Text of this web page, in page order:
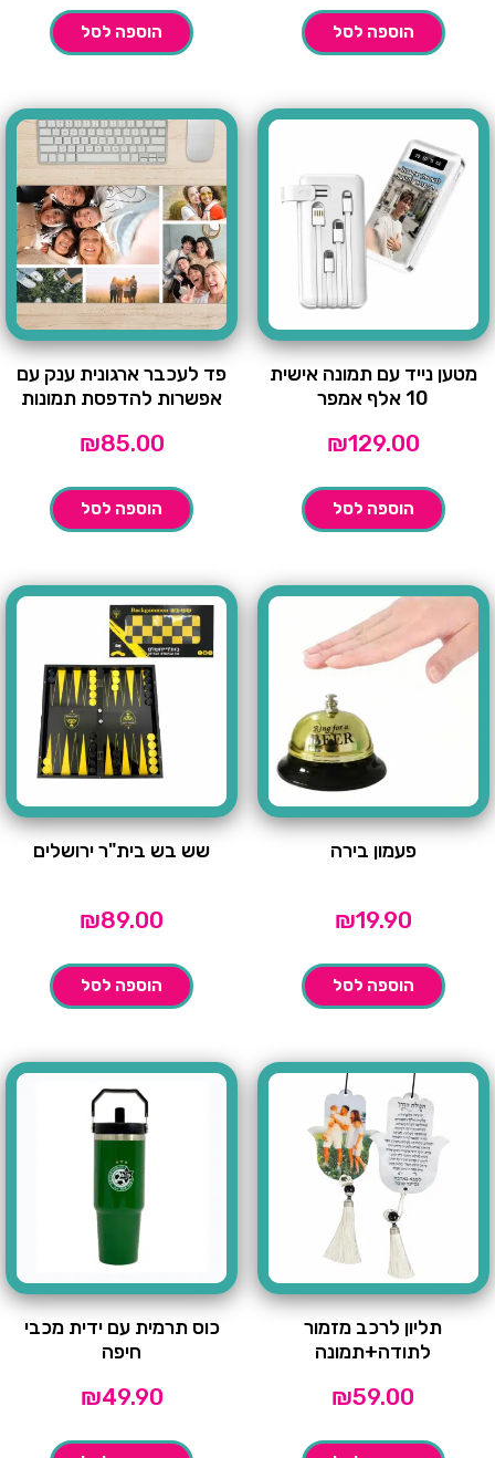
הוספה לסל הוספה לסל
מטען נייד עם תמונה אישית
10 אלף אמפר
₪129.00
הוספה לסל
פד לעכבר ארגונית ענק עם
אפשרות להדפסת תמונות
₪85.00
הוספה לסל
פעמון בירה
₪19.90
הוספה לסל
שש בש בית"ר ירושלים
₪89.00
הוספה לסל
תליון לרכב מזמור
לתודה+תמונה
₪59.00
כוס תרמית עם ידית מכבי
חיפה
₪49.90